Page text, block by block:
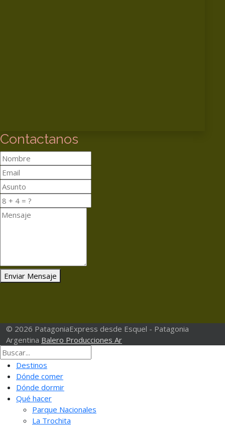
Contactanos
Enviar Mensaje
© 2026 PatagoniaExpress desde Esquel - Patagonia
Argentina Balero Producciones Ar
Destinos
Dónde comer
Dónde dormir
Qué hacer
Parque Nacionales
La Trochita